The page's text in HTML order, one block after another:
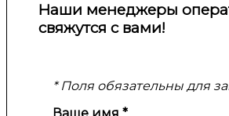
Наши менеджеры
свяжутся с вами!
* Поля обязательны для
Ваше имя *